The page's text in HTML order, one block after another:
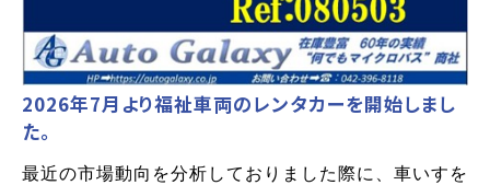
2026年7月より福祉車両のレンタカーを開始しまし
た。
最近の市場動向を分析しておりました際に、車いすを